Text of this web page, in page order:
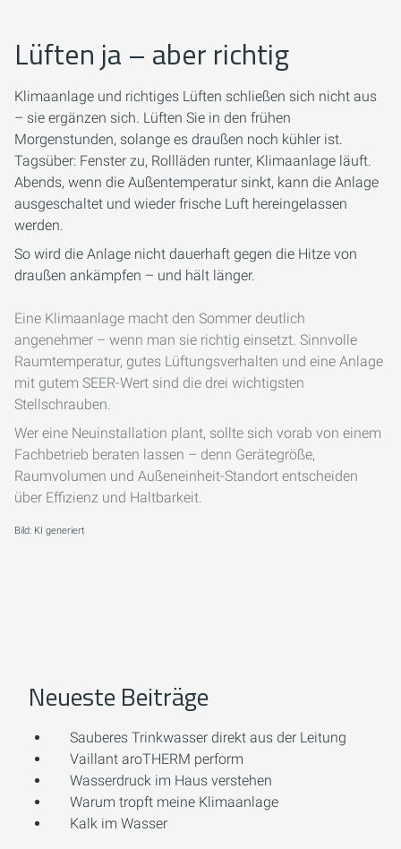
Lüften ja – aber richtig
Klimaanlage und richtiges Lüften schließen sich nicht aus
– sie ergänzen sich. Lüften Sie in den frühen
Morgenstunden, solange es draußen noch kühler ist.
Tagsüber: Fenster zu, Rollläden runter, Klimaanlage läuft.
Abends, wenn die Außentemperatur sinkt, kann die Anlage
ausgeschaltet und wieder frische Luft hereingelassen
werden.
So wird die Anlage nicht dauerhaft gegen die Hitze von
draußen ankämpfen – und hält länger.
Eine Klimaanlage macht den Sommer deutlich
angenehmer – wenn man sie richtig einsetzt. Sinnvolle
Raumtemperatur, gutes Lüftungsverhalten und eine Anlage
mit gutem SEER-Wert sind die drei wichtigsten
Stellschrauben.
Wer eine Neuinstallation plant, sollte sich vorab von einem
Fachbetrieb beraten lassen – denn Gerätegröße,
Raumvolumen und Außeneinheit-Standort entscheiden
über Effizienz und Haltbarkeit.
Bild: KI generiert
Neueste Beiträge
Sauberes Trinkwasser direkt aus der Leitung
Vaillant aroTHERM perform
Wasserdruck im Haus verstehen
Warum tropft meine Klimaanlage
Kalk im Wasser